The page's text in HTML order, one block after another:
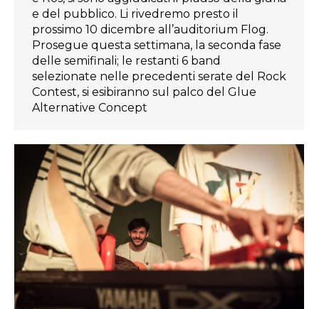
e del pubblico. Li rivedremo presto il
prossimo 10 dicembre all’auditorium Flog.
Prosegue questa settimana, la seconda fase
delle semifinali; le restanti 6 band
selezionate nelle precedenti serate del Rock
Contest, si esibiranno sul palco del Glue
Alternative Concept